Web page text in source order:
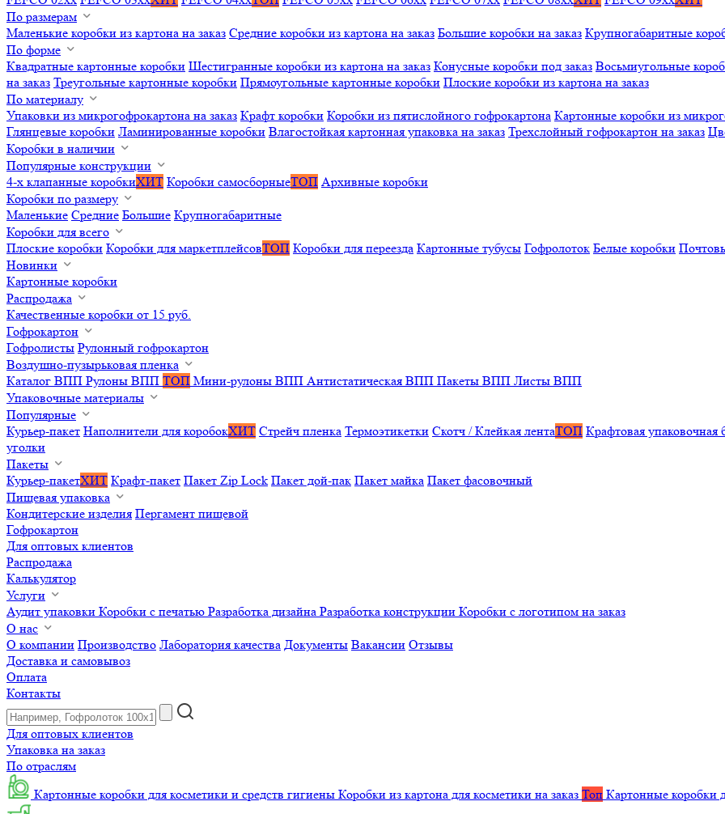
По размерам
Маленькие коробки из картона на заказ Средние коробки из картона на заказ Большие коробки на заказ Крупногабаритные
По форме
Квадратные картонные коробки Шестигранные коробки из картона на заказ Конусные коробки под заказ Восьмиугольные
на заказ Треугольные картонные коробки Прямоугольные картонные коробки Плоские коробки из картона на заказ
По материалу
Упаковки из микрогофрокартона на заказ Крафт коробки Коробки из пятислойного гофрокартона Картонные коробки из
Глянцевые коробки Ламинированные коробки Влагостойкая картонная упаковка на заказ Трехслойный гофрокартон на заказ
Коробки в наличии
Популярные конструкции
4-х клапанные коробкиХИТ Коробки самосборныеТОП Архивные коробки
Коробки по размеру
Маленькие Средние Большие Крупногабаритные
Коробки для всего
Плоские коробки Коробки для маркетплейсовТОП Коробки для переезда Картонные тубусы Гофролоток Белые коробки
Новинки
Картонные коробки
Распродажа
Качественные коробки от 15 руб.
Гофрокартон
Гофролисты Рулонный гофрокартон
Воздушно-пузырьковая пленка
Каталог ВПП Рулоны ВПП ТОП Мини-рулоны ВПП Антистатическая ВПП Пакеты ВПП Листы ВПП
Упаковочные материалы
Популярные
Курьер-пакет Наполнители для коробокХИТ Стрейч пленка Термоэтикетки Скотч / Клейкая лентаТОП Крафтовая упаковочная
уголки
Пакеты
Курьер-пакетХИТ Крафт-пакет Пакет Zip Lock Пакет дой-пак Пакет майка Пакет фасовочный
Пищевая упаковка
Кондитерские изделия Пергамент пищевой
Гофрокартон
Для оптовых клиентов
Распродажа
Калькулятор
Услуги
Аудит упаковки Коробки с печатью Разработка дизайна Разработка конструкции Коробки с логотипом на заказ
О нас
О компании Производство Лаборатория качества Документы Вакансии Отзывы
Доставка и самовывоз
Оплата
Контакты
Для оптовых клиентов
Упаковка на заказ
По отраслям
Картонные коробки для косметики и средств гигиены Коробки из картона для косметики на заказ Топ Картонные коробки